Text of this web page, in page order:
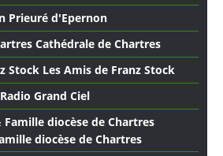
Prieuré d'Epernon
Cathédrale de Chartres
Les Amis de Franz Stock
Grand Ciel
diocèse de Chartres